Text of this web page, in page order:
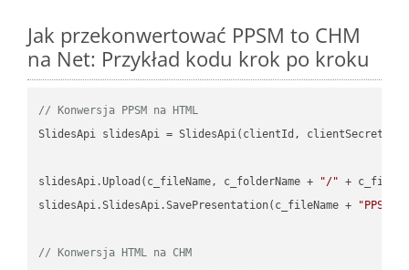
Jak przekonwertować PPSM to CHM
na Net: Przykład kodu krok po kroku
// Konwersja PPSM na HTML
SlidesApi slidesApi = SlidesApi(clientId, clientSecret);
slidesApi.Upload(c_fileName, c_folderName + "/" +
slidesApi.SlidesApi.SavePresentation(c_fileName +
"PPSM"
// Konwersja HTML na CHM